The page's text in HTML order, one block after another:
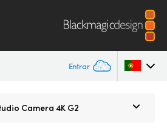
Entrar
Camera 4K G2